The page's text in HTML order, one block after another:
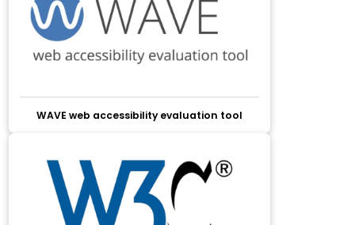
WAVE web accessibility evaluation tool